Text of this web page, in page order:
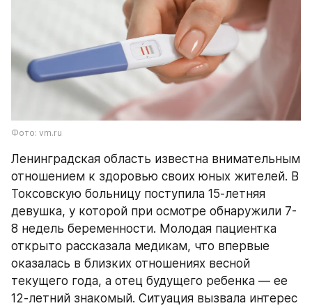
Фото: vm.ru
Ленинградская область известна внимательным
отношением к здоровью своих юных жителей. В
Токсовскую больницу поступила 15-летняя
девушка, у которой при осмотре обнаружили 7-
8 недель беременности. Молодая пациентка
открыто рассказала медикам, что впервые
оказалась в близких отношениях весной
текущего года, а отец будущего ребенка — ее
12-летний знакомый. Ситуация вызвала интерес